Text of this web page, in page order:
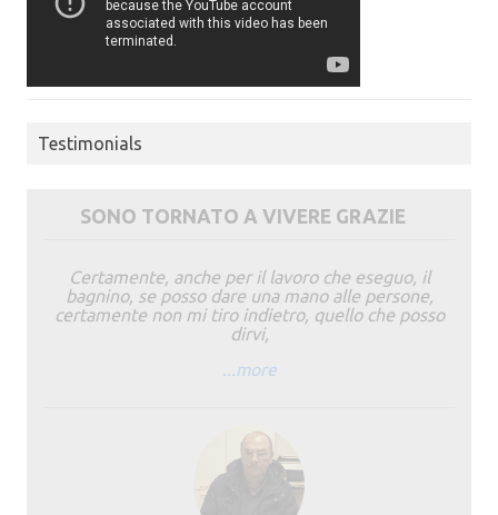
Testimonials
SONO TORNATO A VIVERE GRAZIE
Certamente, anche per il lavoro che eseguo, il
bagnino, se posso dare una mano alle persone,
certamente non mi tiro indietro, quello che posso
dirvi,
...more